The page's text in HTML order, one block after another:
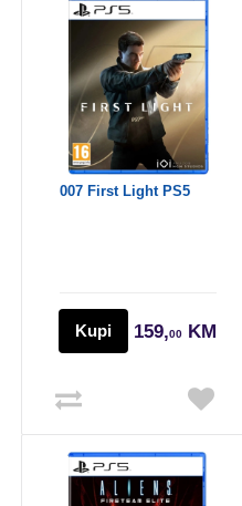
007 First Light PS5
Kupi 159,00 KM